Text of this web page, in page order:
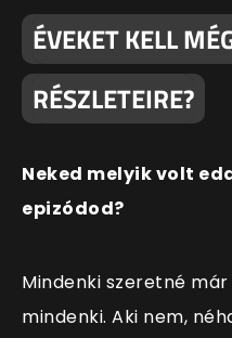
ÉVEKET KELL
RÉSZLETEIRE?
Neked melyik volt
epizódod?
Mindenki szeretné
mindenki. Aki nem,